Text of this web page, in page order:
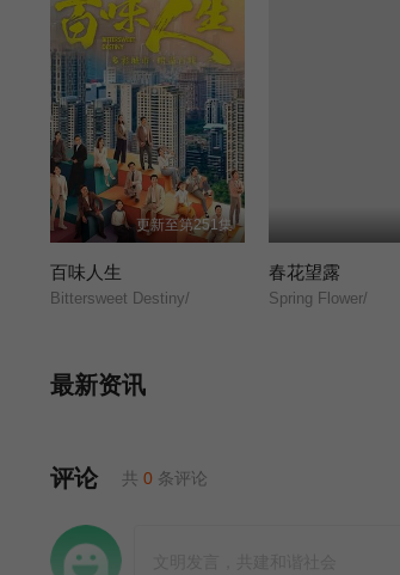
更新至第251集
百味人生
Bittersweet Destiny/
春花望露
Spring Flower/
最新资讯
评论 共 0 条评论